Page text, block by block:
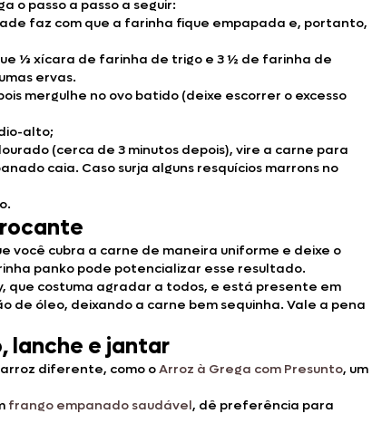
o passo a passo a seguir:
faz com que a farinha fique empapada e, portanto,
⅓ xícara de farinha de trigo e 3 ½ de farinha de
ervas.
mergulhe no ovo batido (deixe escorrer o excesso
alto;
(cerca de 3 minutos depois), vire a carne para
caia. Caso surja alguns resquícios marrons no
você cubra a carne de maneira uniforme e deixe o
panko pode potencializar esse resultado.
que costuma agradar a todos, e está presente em
óleo, deixando a carne bem sequinha. Vale a pena
lanche e jantar
diferente, como oArroz à Grega com Presunto, um
frango empanado saudável, dê preferência para